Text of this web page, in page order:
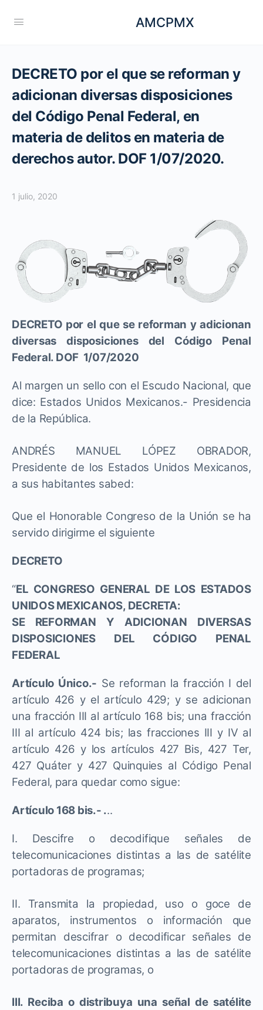
AMCPMX
DECRETO por el que se reforman y
adicionan diversas disposiciones
del Código Penal Federal, en
materia de delitos en materia de
derechos autor. DOF 1/07/2020.
1 julio, 2020
DECRETO por el que se reforman y adicionan
diversas disposiciones del Código Penal
Federal. DOF 1/07/2020
Al margen un sello con el Escudo Nacional, que
dice: Estados Unidos Mexicanos.- Presidencia
de la República.
ANDRÉS MANUEL LÓPEZ OBRADOR,
Presidente de los Estados Unidos Mexicanos,
a sus habitantes sabed:
Que el Honorable Congreso de la Unión se ha
servido dirigirme el siguiente
DECRETO
“EL CONGRESO GENERAL DE LOS ESTADOS
UNIDOS MEXICANOS, DECRETA:
SE REFORMAN Y ADICIONAN DIVERSAS
DISPOSICIONES DEL CÓDIGO PENAL
FEDERAL
Artículo Único.- Se reforman la fracción I del
artículo 426 y el artículo 429; y se adicionan
una fracción III al artículo 168 bis; una fracción
III al artículo 424 bis; las fracciones III y IV al
artículo 426 y los artículos 427 Bis, 427 Ter,
427 Quáter y 427 Quinquies al Código Penal
Federal, para quedar como sigue:
Artículo 168 bis.- ...
I. Descifre o decodifique señales de
telecomunicaciones distintas a las de satélite
portadoras de programas;
II. Transmita la propiedad, uso o goce de
aparatos, instrumentos o información que
permitan descifrar o decodificar señales de
telecomunicaciones distintas a las de satélite
portadoras de programas, o
III. Reciba o distribuya una señal de satélite